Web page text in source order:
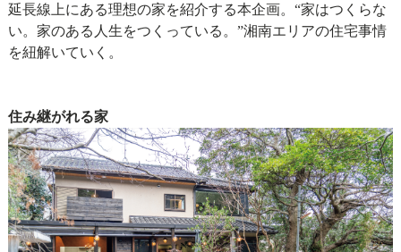
延長線上にある理想の家を紹介する本企画。“家はつくらな
い。家のある人生をつくっている。”湘南エリアの住宅事情
を紐解いていく。
住み継がれる家